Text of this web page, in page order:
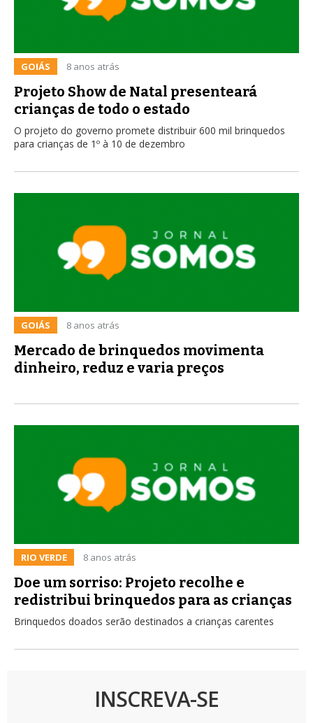
GOIÁS 8 anos atrás
Projeto Show de Natal presenteará
crianças de todo o estado
O projeto do governo promete distribuir 600 mil brinquedos
para crianças de 1º à 10 de dezembro
GOIÁS 8 anos atrás
Mercado de brinquedos movimenta
dinheiro, reduz e varia preços
RIO VERDE 8 anos atrás
Doe um sorriso: Projeto recolhe e
redistribui brinquedos para as crianças
Brinquedos doados serão destinados a crianças carentes
INSCREVA-SE